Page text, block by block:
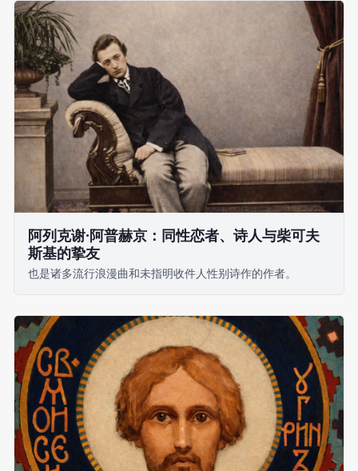
阿列克谢·阿普赫京：同性恋者、诗人与柴可夫
斯基的挚友
也是诸多流行浪漫曲和未指明收件人性别诗作的作者。